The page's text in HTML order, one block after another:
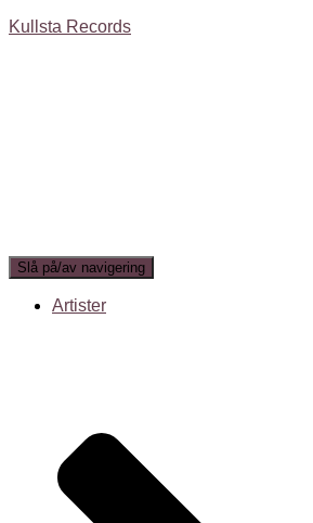
Kullsta Records
Slå på/av navigering
Artister